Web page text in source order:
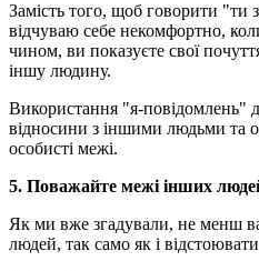
Замість того, щоб говорити "ти
відчуваю себе некомфортно,
чином, ви показуєте свої
іншу людину.
Використання "я-повідомлень"
відносини з іншими людьми та
особисті межі.
5. Поважайте межі інших
Як ми вже згадували, не менш
людей, так само як і відстоювати